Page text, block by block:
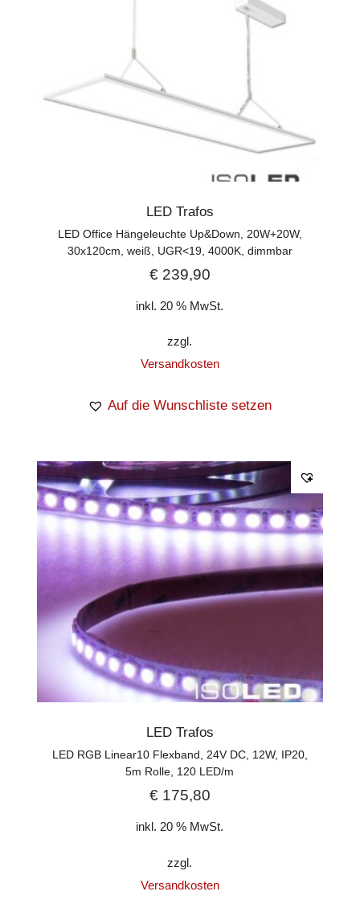
LED Trafos
LED Office Hängeleuchte Up&Down, 20W+20W,
30x120cm, weiß, UGR<19, 4000K, dimmbar
€239,90
inkl. 20 % MwSt.
zzgl.
Versandkosten
Auf die Wunschliste setzen
LED Trafos
LED RGB Linear10 Flexband, 24V DC, 12W, IP20,
5m Rolle, 120 LED/m
€175,80
inkl. 20 % MwSt.
zzgl.
Versandkosten